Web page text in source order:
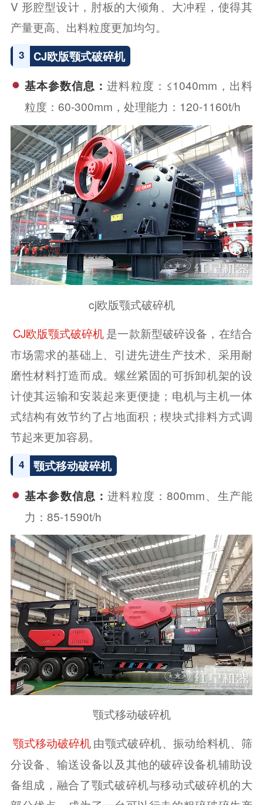
V 形腔型设计，肘板的大倾角、大冲程，使得其
产量更高、出料粒度更加均匀。
3
CJ欧版颚式破碎机
基本参数信息：进料粒度：≤1040mm，出料
粒度：60-300mm，处理能力：120-1160t/h
cj欧版颚式破碎机
CJ欧版颚式破碎机是一款新型破碎设备，在结合
市场需求的基础上、引进先进生产技术、采用耐
磨性材料打造而成。螺丝紧固的可拆卸机架的设
计使其运输和安装起来更便捷；电机与主机一体
式结构有效节约了占地面积；楔块式排料方式调
节起来更加容易。
4
颚式移动破碎机
基本参数信息：进料粒度：800mm、生产能
力：85-1590t/h
颚式移动破碎机
颚式移动破碎机由颚式破碎机、振动给料机、筛
分设备、输送设备以及其他的破碎设备机辅助设
备组成，融合了颚式破碎机与移动式破碎机的大